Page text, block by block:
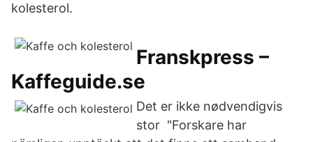
kolesterol.
Franskpress –
Kaffeguide.se
Det er ikke nødvendigvis
stor "Forskare har